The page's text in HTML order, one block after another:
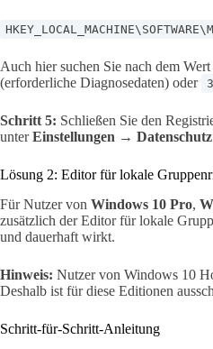
Auch hier suchen Sie nach dem Wert
(erforderliche Diagnosedaten) oder 3
Schritt 5: Schließen Sie den
unterEinstellungen →
Lösung 2: Editor für lokale
Für Nutzer von Windows 10 Pro,
zusätzlich der Editor für lokale
und dauerhaft wirkt.
Hinweis: Nutzer von Windows 10
Deshalb ist für diese Editionen
Schritt-für-Schritt-Anleitung